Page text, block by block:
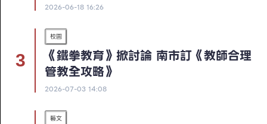
2026-06-18 16:26
校園
《鐵拳教育》掀討論 南市訂《教師合理
管教全攻略》
2026-07-03 14:08
藝文